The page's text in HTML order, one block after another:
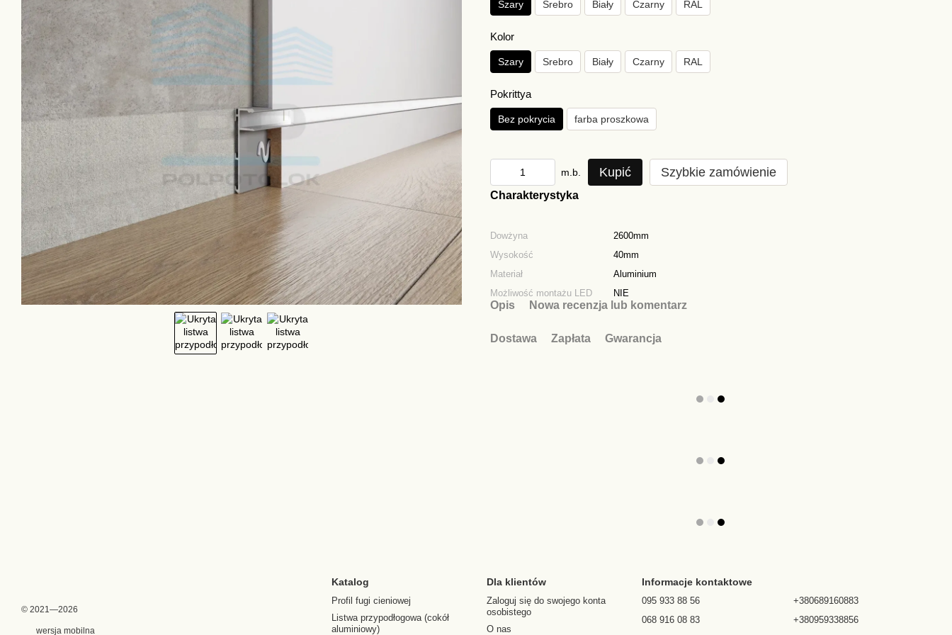
Szary Srebro Biały Czarny RAL
Kolor
Szary Srebro Biały Czarny RAL
Pokrittya
Bez pokrycia farba proszkowa
m.b. Kupić Szybkie zamówienie
Charakterystyka
Dowżyna
2600mm
Wysokość
40mm
Materiał
Aluminium
Możliwość montażu LED
NIE
Opis Nowa recenzja lub komentarz
Dostawa Zapłata Gwarancja
© 2021—2026
wersja mobilna
Katalog
Profil fugi cieniowej
Listwa przypodłogowa (cokół
aluminiowy)
Dla klientów
Zaloguj się do swojego konta
osobistego
O nas
Informacje kontaktowe
095 933 88 56
068 916 08 83
+380689160883
+380959338856